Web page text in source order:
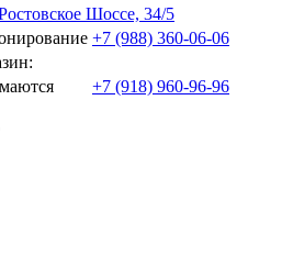
Шоссе, 34/5
+7 (988) 360-06-06
+7 (918) 960-96-96